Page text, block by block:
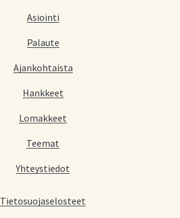
Asiointi
Palaute
Ajankohtaista
Hankkeet
Lomakkeet
Teemat
Yhteystiedot
Tietosuojaselosteet